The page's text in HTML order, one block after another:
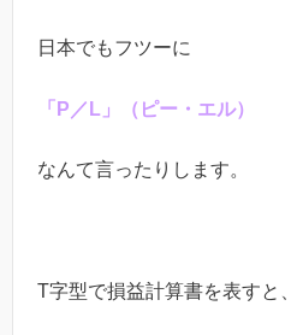
日本でもフツーに
「P／L」（ピー・エル）
なんて言ったりします。
T字型で損益計算書を表すと、